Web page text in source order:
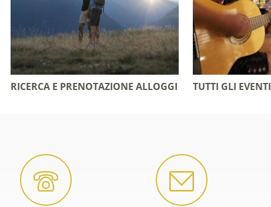
RICERCA E PRENOTAZIONE ALLOGGI TUTTI GLI EVENTI